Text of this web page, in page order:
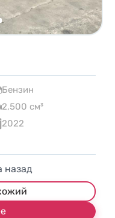
Бензин
2,500 см³
2022
назад